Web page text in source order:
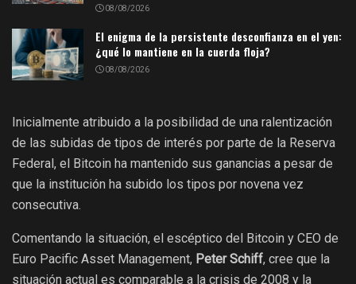
08/08/2026
El enigma de la persistente desconfianza en el yen:
¿qué lo mantiene en la cuerda floja?
08/08/2026
Inicialmente atribuido a la posibilidad de una ralentización
de las subidas de tipos de interés por parte de la Reserva
Federal, el Bitcoin ha mantenido sus ganancias a pesar de
que la institución ha subido los tipos por novena vez
consecutiva.
Comentando la situación, el escéptico del Bitcoin y CEO de
Euro Pacific Asset Management, Peter Schiff, cree que la
situación actual es comparable a la crisis de 2008 y la